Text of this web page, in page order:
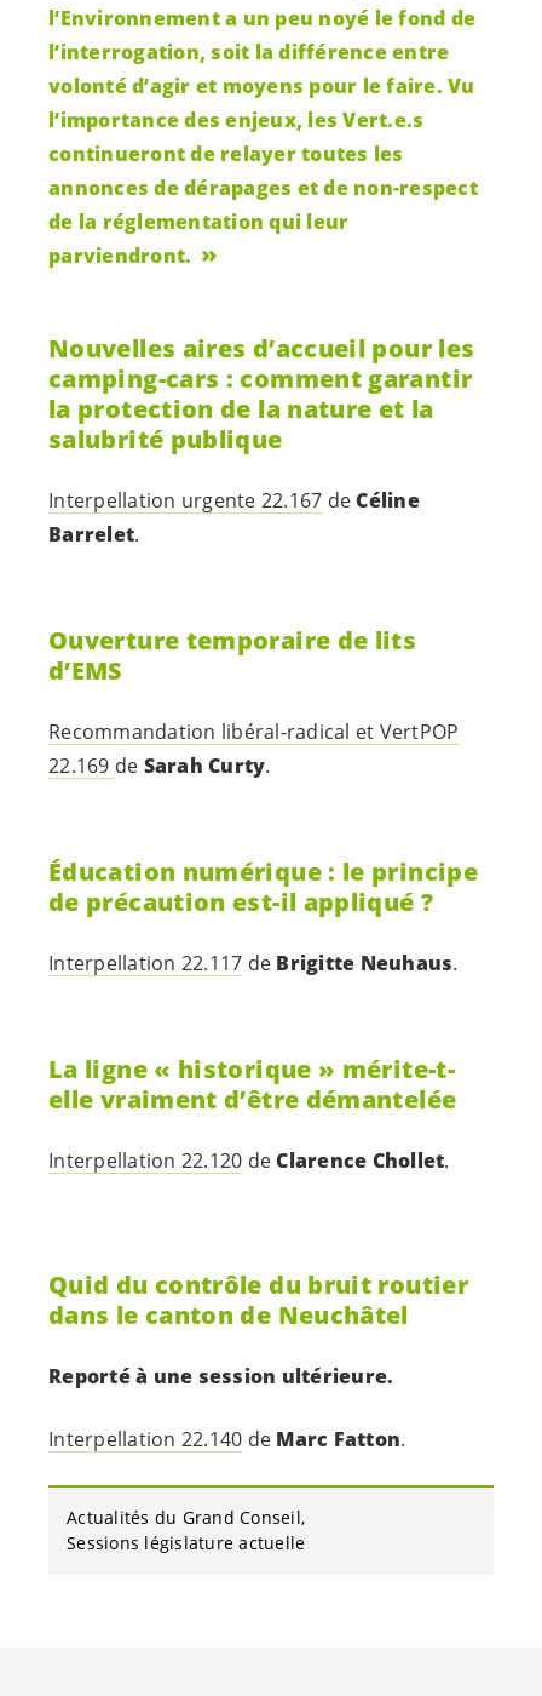
l’Environnement a un peu noyé le fond de
l’interrogation, soit la différence entre
volonté d’agir et moyens pour le faire. Vu
l’importance des enjeux, lesVert.e.s
continueront de relayer toutes les
annonces de dérapages et de non-respect
de la réglementation qui leur
parviendront.
Nouvelles aires d’accueil pour les
camping-cars : comment garantir
la protection de la nature et la
salubrité publique
Interpellation urgente 22.167 deCéline
Barrelet.
Ouverture temporaire de lits
d’EMS
Recommandation libéral-radical et VertPOP
22.169 de Sarah Curty.
Éducation numérique : le principe
de précaution est-il appliqué ?
Interpellation 22.117 de Brigitte Neuhaus.
La ligne « historique » mérite-t-
elle vraiment d’être démantelée
Interpellation 22.120 deClarence Chollet.
Quid du contrôle du bruit routier
dans le canton de Neuchâtel
Reporté à une session ultérieure.
Interpellation 22.140 de Marc Fatton.
Actualités du Grand Conseil
Sessions législature actuelle